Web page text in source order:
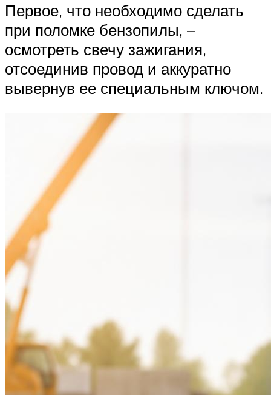
Первое, что необходимо сделать
при поломке бензопилы, –
осмотреть свечу зажигания,
отсоединив провод и аккуратно
вывернув ее специальным ключом.